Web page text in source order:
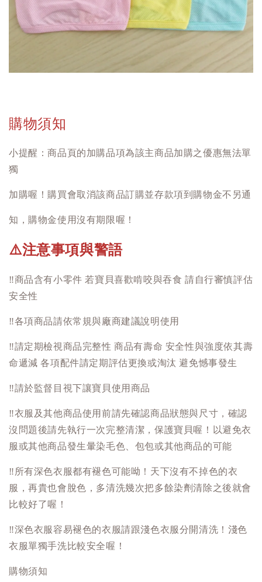
購物須知
小提醒：商品頁的加購品項為該主商品加購之優惠無法單
獨
加購喔！購買會取消該商品訂購並存款項到購物金不另通
知，購物金使用沒有期限喔！
⚠️注意事項與警語
‼️商品含有小零件 若寶貝喜歡啃咬與吞食 請自行審慎評估
安全性
‼️各項商品請依常規與廠商建議說明使用
‼️請定期檢視商品完整性 商品有壽命 安全性與強度依其壽
命遞減 各項配件請定期評估更換或淘汰 避免憾事發生
‼️請於監督目視下讓寶貝使用商品
‼️衣服及其他商品使用前請先確認商品狀態與尺寸，確認
沒問題後請先執行一次完整清潔，保護寶貝喔！以避免衣
服或其他商品發生暈染毛色、包包或其他商品的可能
‼️ 所有深色衣服都有褪色可能呦！天下沒有不掉色的衣
服，再貴也會脫色，多清洗幾次把多餘染劑清除之後就會
比較好了喔！
‼️深色衣服容易褪色的衣服請跟淺色衣服分開清洗！淺色
衣服單獨手洗比較安全喔！
購物須知